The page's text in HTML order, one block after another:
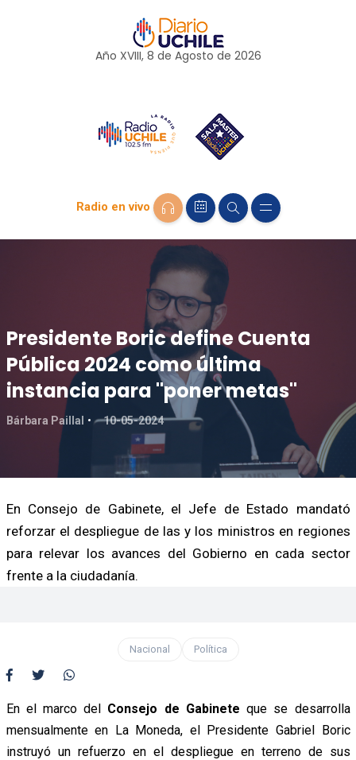
Año XVIII, 8 de Agosto de 2026
Radio en vivo
Presidente Boric define Cuenta
Pública 2024 como última
instancia para "poner metas"
Bárbara Paillal 10-05-2024
En Consejo de Gabinete, el Jefe de Estado mandató
reforzar el despliegue de las y los ministros en regiones
para relevar los avances del Gobierno en cada sector
frente a la ciudadanía.
Nacional Política
En el marco del Consejo de Gabinete que se desarrolla
mensualmente en La Moneda, el Presidente Gabriel Boric
instruyó un refuerzo en el despliegue en terreno de sus